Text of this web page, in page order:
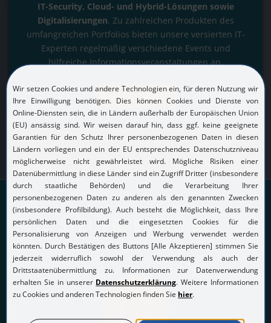
IT-Security, Cloud- und Hybrid-Lösungen sowie
Digitalisierungen. Zu zahlreichen Produkten des
umfangreichen Portfolios bieten unsere versierten IT-
Experten regelmäßig verschiedene Events und
hilfreiche Informationsveranstaltungen an.
MEHR INFOS
STEUERSEMINARE